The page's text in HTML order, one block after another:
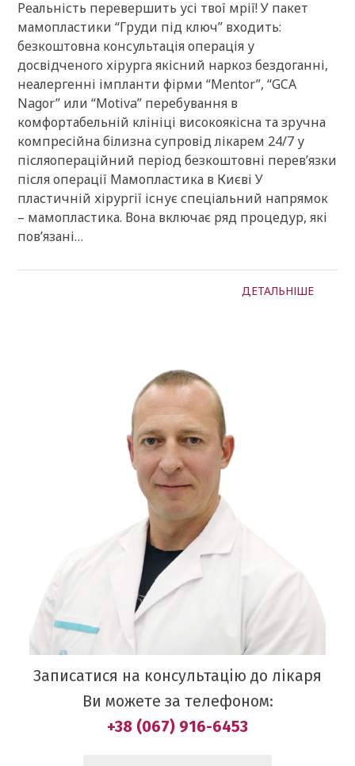
Реальність перевершить усі твої мрії! У пакет
мамопластики “Груди під ключ” входить:
безкоштовна консультація операція у
досвідченого хірурга якісний наркоз бездоганні,
неалергенні імпланти фірми “Mentor”, “GCA
Nagor” или “Motiva” перебування в
комфортабельній клініці високоякісна та зручна
компресійна білизна супровід лікарем 24/7 у
післяопераційний період безкоштовні перев’язки
після операції Мамопластика в Києві У
пластичній хірургії існує спеціальний напрямок
– мамопластика. Вона включає ряд процедур, які
пов’язані…
ДЕТАЛЬНІШЕ
Записатися на консультацію до лікаря
Ви можете за телефоном:
+38 (067) 916-6453